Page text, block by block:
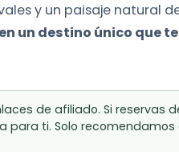
y un paisaje natural
un destino único que
de afiliado. Si reservas
para ti. Solo recomendamos